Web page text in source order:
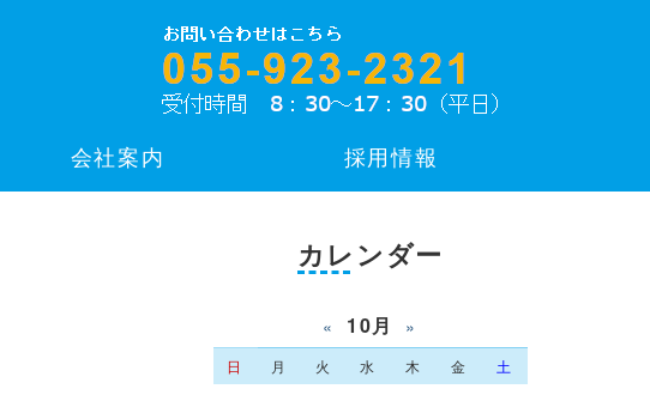
会社案内 採用情報
カレンダー
« 10月 »
日 月 火 水 木 金
土